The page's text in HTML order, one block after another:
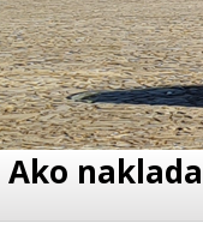
Ako